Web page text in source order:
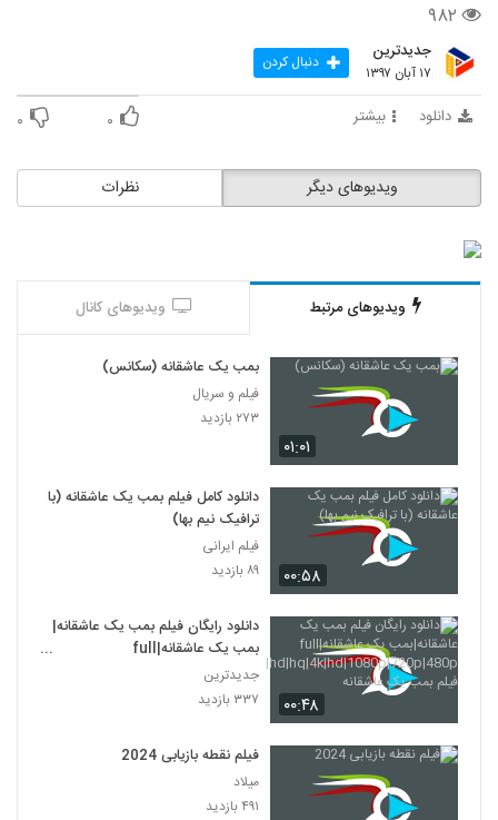
۹۸۲
جدیدترین
۱۷ آبان ۱۳۹۷ دنبال کردن
دانلود بیشتر ۰ ۰
نظرات ویدیوهای دیگر
ویدیوهای مرتبط ویدیوهای کانال
۰۱:۰۱
بمب یک عاشقانه (سکانس)
فیلم و سریال
۲۷۳ بازدید
۰۰:۵۸
دانلود کامل فیلم بمب یک عاشقانه (با
ترافیک نیم بها)
فیلم ایرانی
۸۹ بازدید
۰۰:۴۸
دانلود رایگان فیلم بمب یک عاشقانه|
بمب یک عاشقانه|full
فیلم بمب یک عاشقانه
جدیدترین
۳۳۷ بازدید
فیلم نقطه بازیابی 2024
میلاد
۴۹۱ بازدید